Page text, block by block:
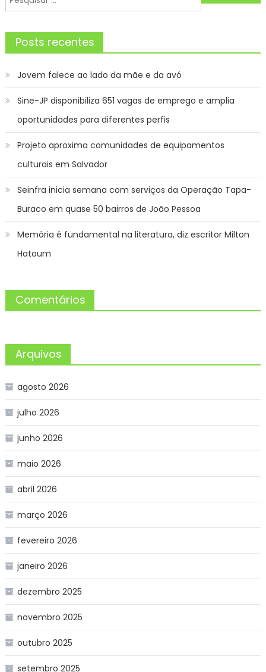
Post
por:
Posts recentes
Jovem falece ao lado da mãe e da avó
Sine-JP disponibiliza 651 vagas de emprego e amplia
oportunidades para diferentes perfis
Projeto aproxima comunidades de equipamentos
culturais em Salvador
Seinfra inicia semana com serviços da Operação Tapa-
Buraco em quase 50 bairros de João Pessoa
Memória é fundamental na literatura, diz escritor Milton
Hatoum
Comentários
Arquivos
agosto 2026
julho 2026
junho 2026
maio 2026
abril 2026
março 2026
fevereiro 2026
janeiro 2026
dezembro 2025
novembro 2025
outubro 2025
setembro 2025